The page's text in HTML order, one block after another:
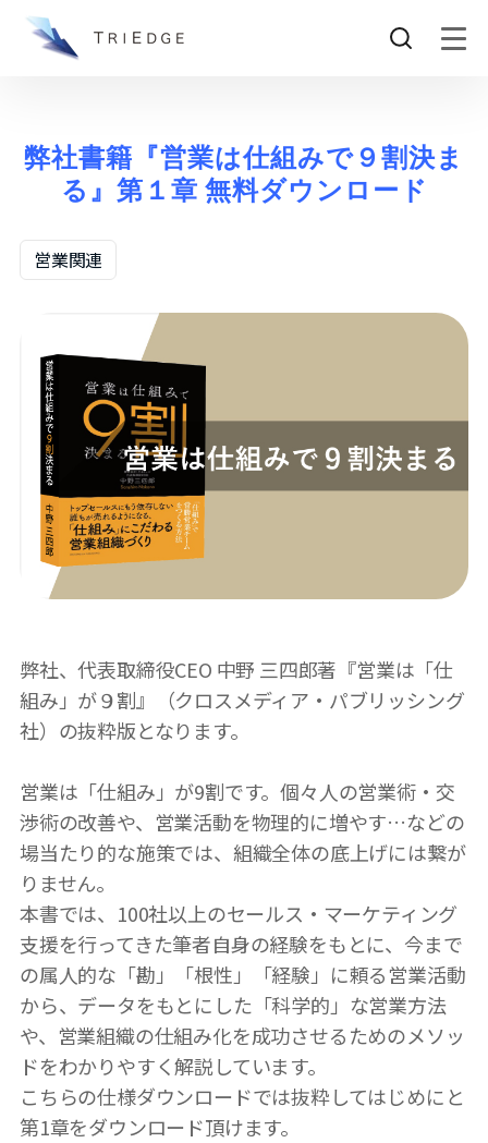
弊社書籍『営業は仕組みで９割決ま
る』第１章 無料ダウンロード
営業関連
弊社、代表取締役CEO 中野 三四郎著『営業は「仕
組み」が９割』（クロスメディア・パブリッシング
社）の抜粋版となります。
営業は「仕組み」が9割です。個々人の営業術・交
渉術の改善や、営業活動を物理的に増やす…などの
場当たり的な施策では、組織全体の底上げには繋が
りません。
本書では、100社以上のセールス・マーケティング
支援を行ってきた筆者自身の経験をもとに、今まで
の属人的な「勘」「根性」「経験」に頼る営業活動
から、データをもとにした「科学的」な営業方法
や、営業組織の仕組み化を成功させるためのメソッ
ドをわかりやすく解説しています。
こちらの仕様ダウンロードでは抜粋してはじめにと
第1章をダウンロード頂けます。